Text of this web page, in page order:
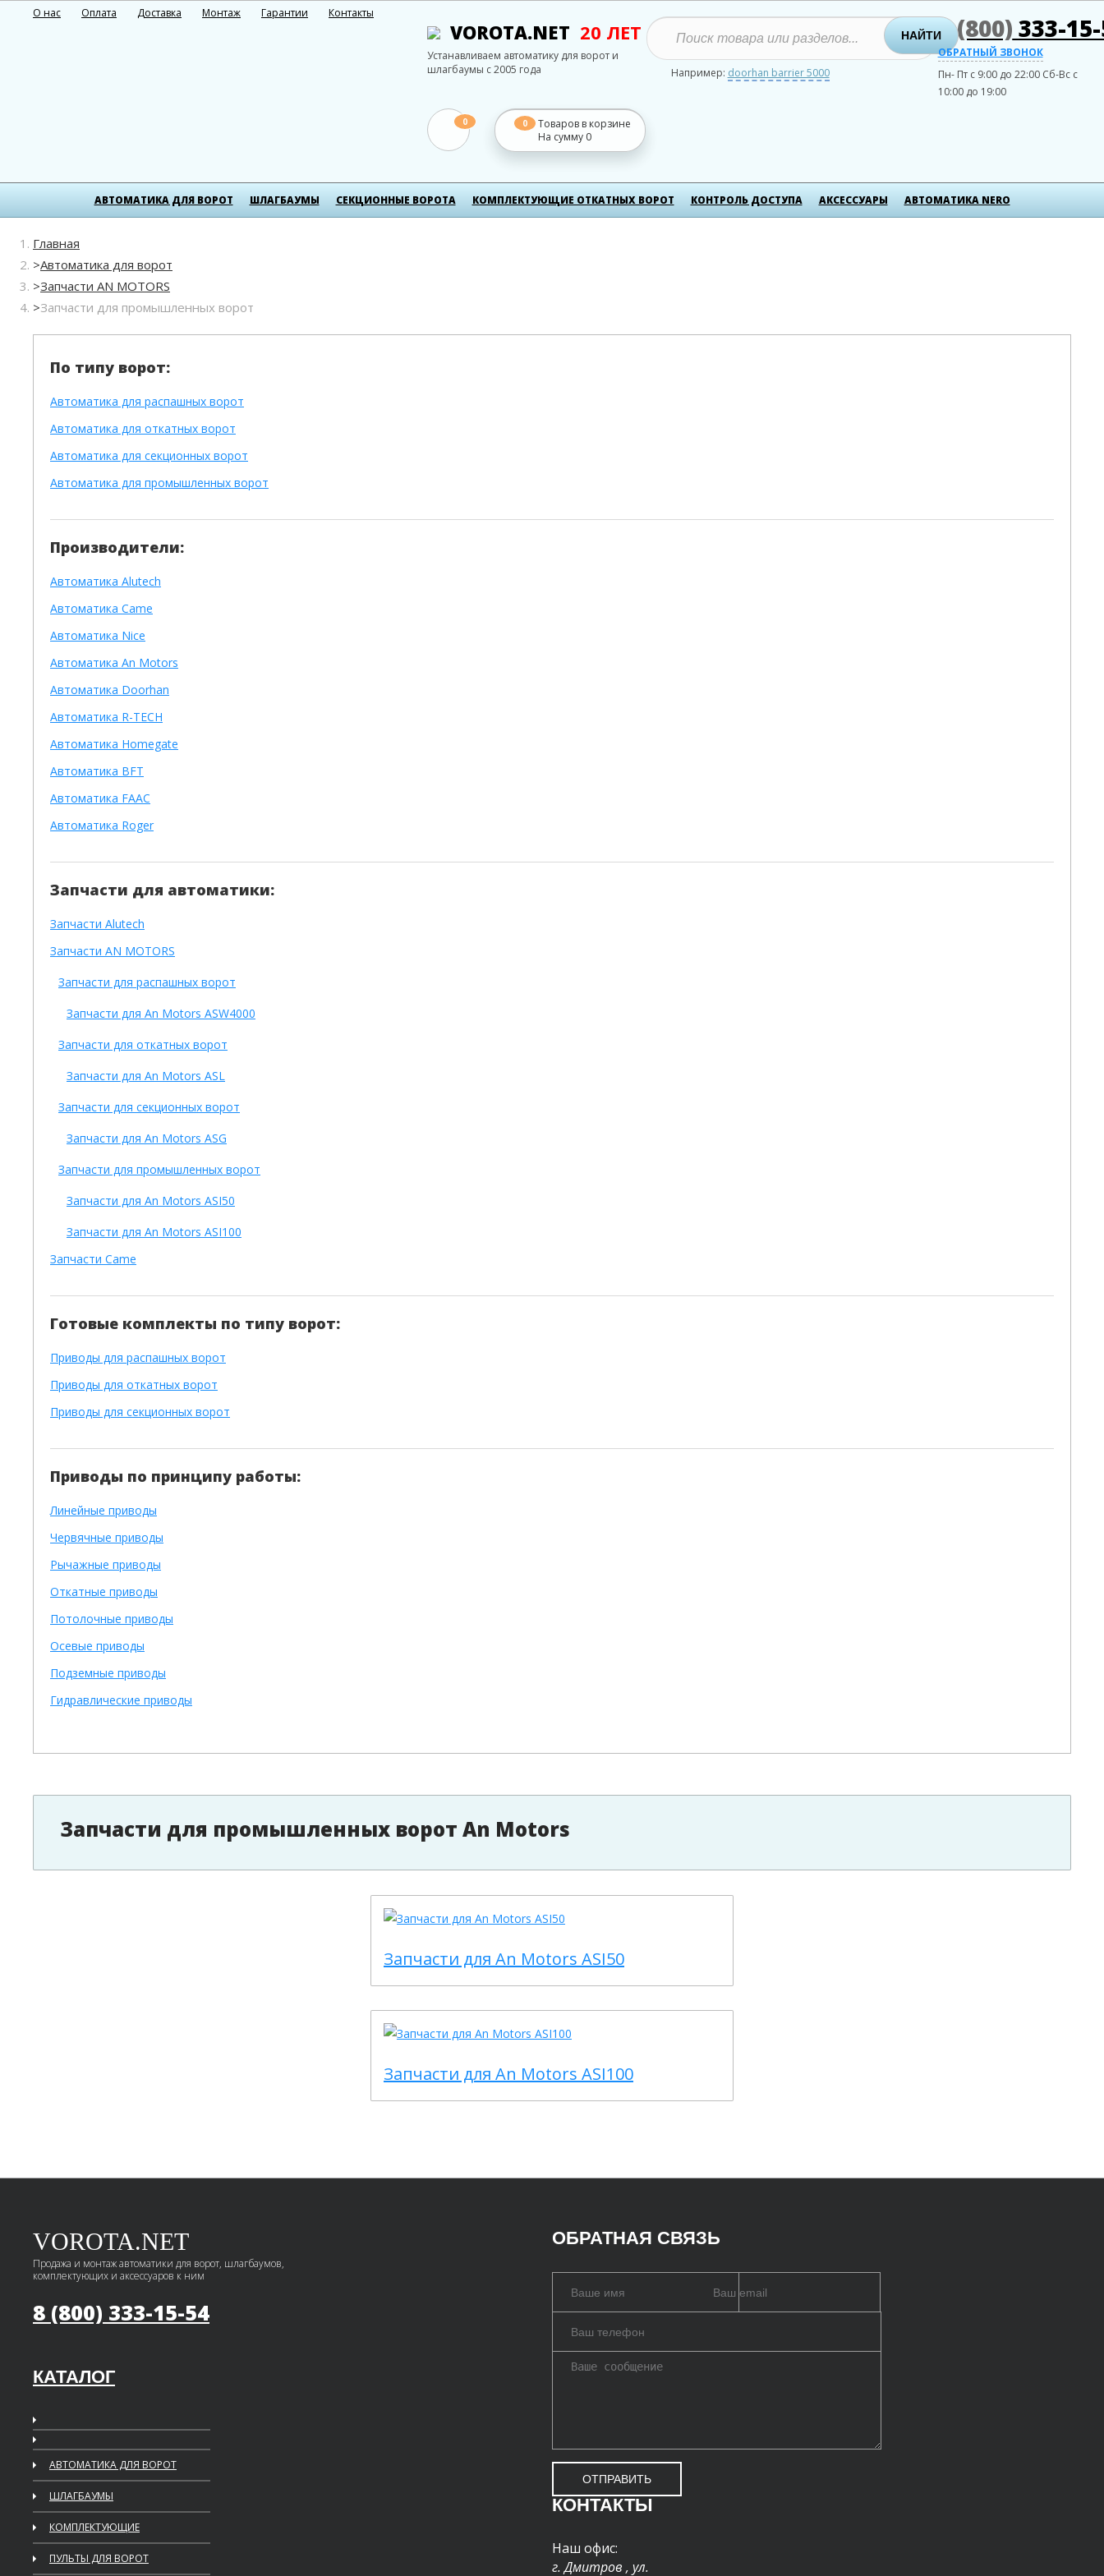
О нас Оплата Доставка Монтаж Гарантии Контакты
VOROTA.NET 20 ЛЕТ
Устанавливаем автоматику для ворот и
шлагбаумы с 2005 года
НАЙТИ
Например: doorhan barrier 5000
8 (800) 333-
ОБРАТНЫЙ ЗВОНОК
Пн- Пт с 9:00 до 22:00 Сб-Вс с
10:00 до 19:00
0 0
Товаров в корзине
На сумму 0
АВТОМАТИКА ДЛЯ ВОРОТ ШЛАГБАУМЫ СЕКЦИОННЫЕ ВОРОТА КОМПЛЕКТУЮЩИЕ ОТКАТНЫХ ВОРОТ КОНТРОЛЬ ДОСТУПА АКСЕСCУАРЫ АВТОМАТИКА NERO
Главная
Автоматика для ворот
Запчасти AN MOTORS
Запчасти для промышленных ворот
По типу ворот:
Автоматика для распашных ворот
Автоматика для откатных ворот
Автоматика для секционных ворот
Автоматика для промышленных ворот
Производители:
Автоматика Alutech
Автоматика Сame
Автоматика Nice
Автоматика An Motors
Автоматика Doorhan
Автоматика R-TECH
Автоматика Homegate
Автоматика BFT
Автоматика FAAC
Автоматика Roger
Запчасти для автоматики:
Запчасти Alutech
Запчасти AN MOTORS
Запчасти для распашных ворот
Запчасти для An Motors ASW4000
Запчасти для откатных ворот
Запчасти для An Motors ASL
Запчасти для секционных ворот
Запчасти для An Motors ASG
Запчасти для промышленных ворот
Запчасти для An Motors ASI50
Запчасти для An Motors ASI100
Запчасти Came
Готовые комплекты по типу ворот:
Приводы для распашных ворот
Приводы для откатных ворот
Приводы для секционных ворот
Приводы по принципу работы:
Линейные приводы
Червячные приводы
Рычажные приводы
Откатные приводы
Потолочные приводы
Осевые приводы
Подземные приводы
Гидравлические приводы
Запчасти для промышленных ворот An Motors
Запчасти для An Motors ASI50
Запчасти для An Motors ASI100
VOROTA.NET
Продажа и монтаж автоматики для ворот, шлагбаумов,
комплектующих и аксессуаров к ним
8 (800) 333-15-54
КАТАЛОГ
АВТОМАТИКА ДЛЯ ВОРОТ
ШЛАГБАУМЫ
КОМПЛЕКТУЮЩИЕ
ПУЛЬТЫ ДЛЯ ВОРОТ
ОБРАТНАЯ СВЯЗЬ
ОТПРАВИТЬ
КОНТАКТЫ
Наш офис:
г. Дмитров , ул.